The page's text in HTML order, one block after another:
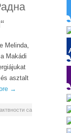
Melinda,
Makádi
asztalt
→
са